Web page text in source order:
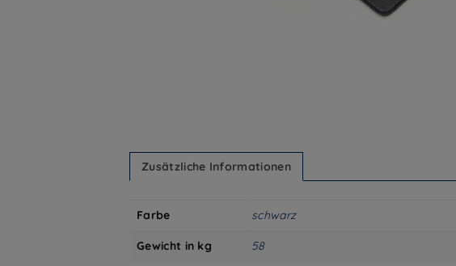
Zusätzliche Informationen
Farbe schwarz
Gewicht in kg 58